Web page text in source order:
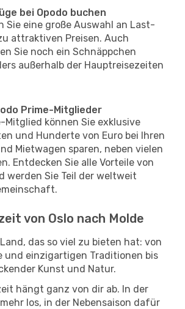
bei Opodo buchen
Sie eine große Auswahl an Last-
attraktiven Preisen. Auch
Sie noch ein Schnäppchen
außerhalb der Hauptreisezeiten
Prime-Mitglieder
Mitglied können Sie exklusive
und Hunderte von Euro bei Ihren
Mietwagen sparen, neben vielen
Entdecken Sie alle Vorteile von
werden Sie Teil der weltweit
von Oslo nach Molde
das so viel zu bieten hat: von
und einzigartigen Traditionen bis
Kunst und Natur.
hängt ganz von dir ab. In der
los, in der Nebensaison dafür